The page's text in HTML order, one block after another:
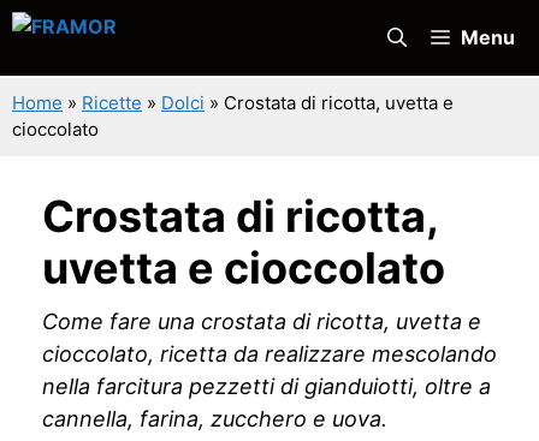
Vai
contenuto
Menu
Home » Ricette » Dolci » Crostata di ricotta, uvetta e
cioccolato
Crostata di ricotta,
uvetta e cioccolato
Come fare una crostata di ricotta, uvetta e
cioccolato, ricetta da realizzare mescolando
nella farcitura pezzetti di gianduiotti, oltre a
cannella, farina, zucchero e uova.